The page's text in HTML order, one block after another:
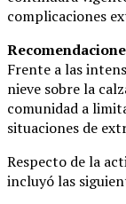
complicaciones
Frente a las
nieve sobre la
comunidad a
situaciones de
Respecto de la
incluyó las